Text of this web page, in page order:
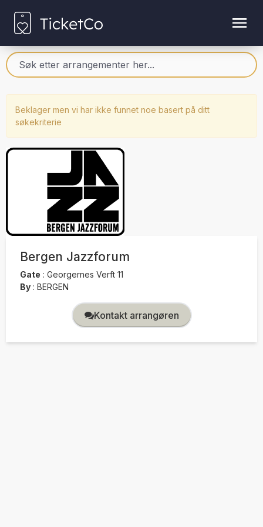
Beklager men vi har ikke funnet noe basert på ditt
søkekriterie
Bergen Jazzforum
Gate : Georgernes Verft 11
By : BERGEN
Kontakt arrangøren